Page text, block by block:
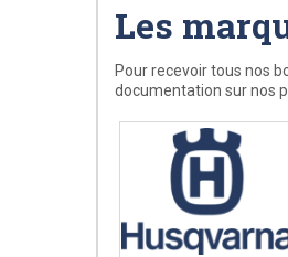
Les
Pour recevoir tous nos
documentation sur nos